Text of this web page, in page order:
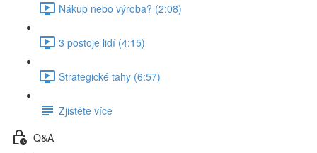
Nákup nebo výroba? (2:08)
3 postoje lidí (4:15)
Strategické tahy (6:57)
Zjistěte více
Q&A